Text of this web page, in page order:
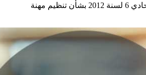
القانون الاتحادي 6 لسنة 2012 بشأن تنظيم مهنة